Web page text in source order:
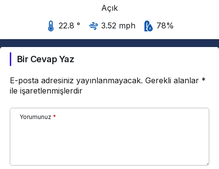
Açık
22.8 °
3.52 mph 78%
Bir Cevap Yaz
E-posta adresiniz yayınlanmayacak. Gerekli alanlar *
ile işaretlenmişlerdir
Yorumunuz *